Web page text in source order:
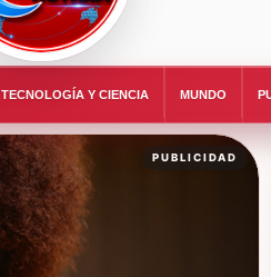
TECNOLOGÍA Y CIENCIA MUNDO
PUBLICIDAD